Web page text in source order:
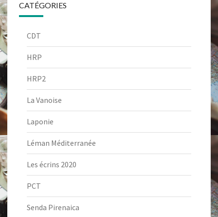
CATÉGORIES
CDT
HRP
HRP2
La Vanoise
Laponie
Léman Méditerranée
Les écrins 2020
PCT
Senda Pirenaica